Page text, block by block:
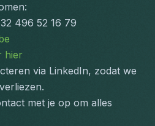
496 52 16 79
hier
via LinkedIn, zodat we
met je op om alles